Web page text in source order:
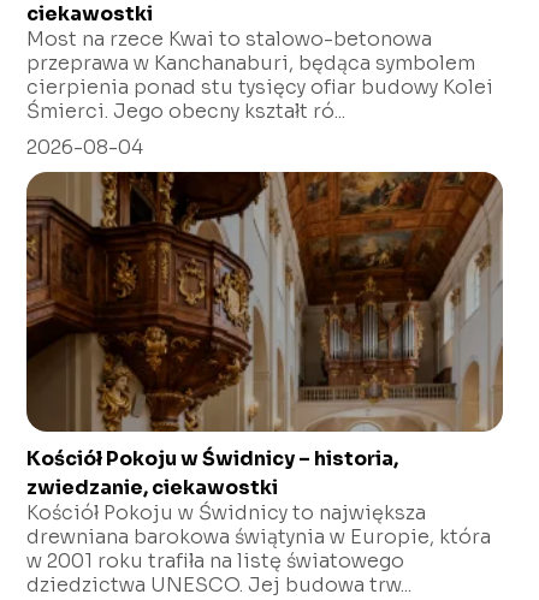
ciekawostki
Most na rzece Kwai to stalowo-betonowa
przeprawa w Kanchanaburi, będąca symbolem
cierpienia ponad stu tysięcy ofiar budowy Kolei
Śmierci. Jego obecny kształt ró...
2026-08-04
Kościół Pokoju w Świdnicy – historia,
zwiedzanie, ciekawostki
Kościół Pokoju w Świdnicy to największa
drewniana barokowa świątynia w Europie, która
w 2001 roku trafiła na listę światowego
dziedzictwa UNESCO. Jej budowa trw...